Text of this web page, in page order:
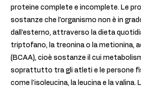
proteine complete e incomplete. Le
sostanze che l'organismo non è in
dall'esterno, attraverso la dieta
triptofano, la treonina o la metionina,
(BCAA), cioè sostanze il cui
soprattutto tra gli atleti e le persone
come l'isoleucina, la leucina e la